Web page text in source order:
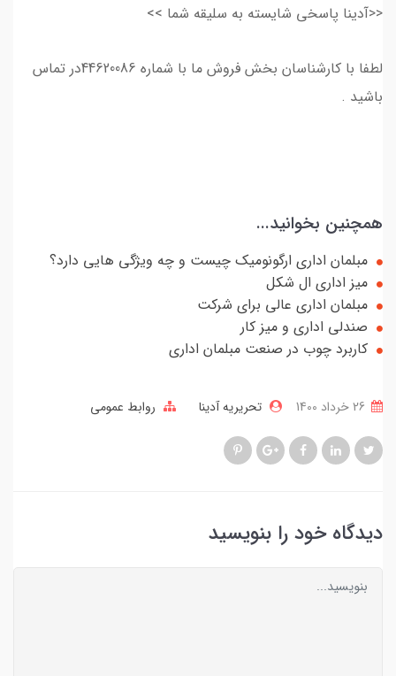
<<آدینا پاسخی شایسته به سلیقه شما >>
لطفا با کارشناسان بخش فروش ما با شماره 44620086در تماس
باشید .
همچنین بخوانید...
مبلمان اداری ارگونومیک چیست و چه ویژگی هایی دارد؟
میز اداری ال شکل
مبلمان اداری عالی برای شرکت
صندلی اداری و میز کار
کاربرد چوب در صنعت مبلمان اداری
تحریریه آدینا روابط عمومی
دیدگاه خود را بنویسید